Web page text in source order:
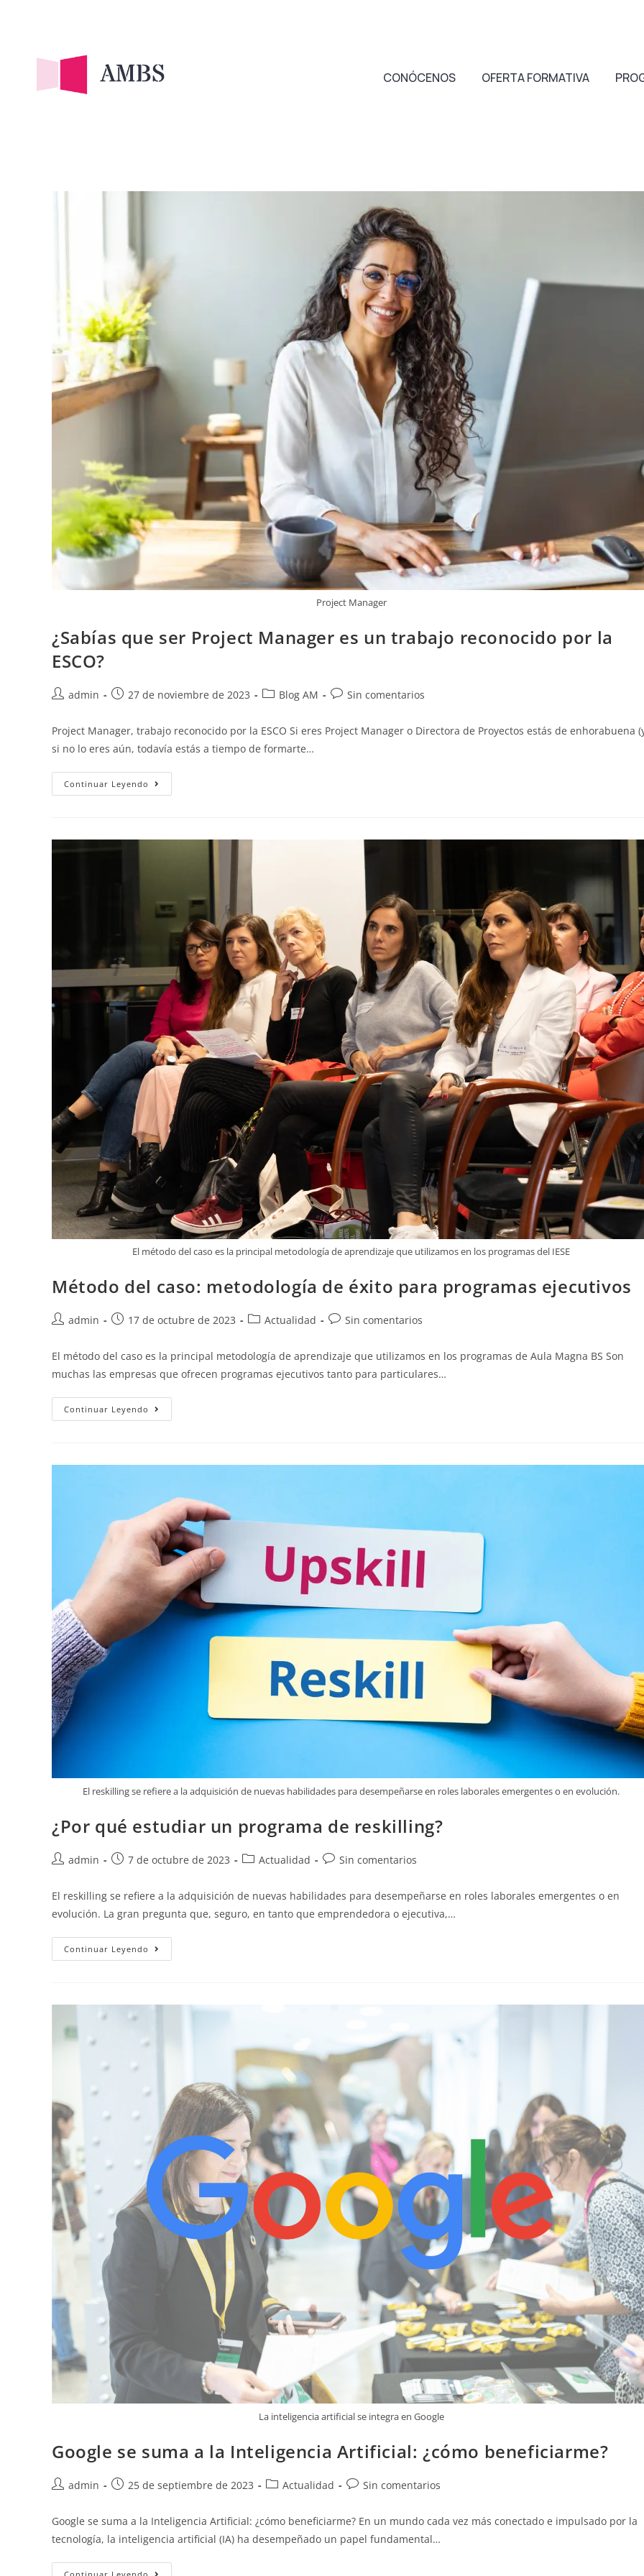
CONÓCENOS OFERTA FORMATIVA
Project Manager
¿Sabías que ser Project Manager es un trabajo reconocido por la
ESCO?
admin 27 de noviembre de 2023 Blog AM Sin comentarios
Project Manager, trabajo reconocido por la ESCO Si eres Project Manager o Directora de Proyectos estás de enhorabuena
si no lo eres aún, todavía estás a tiempo de formarte…
Continuar Leyendo
El método del caso es la principal metodología de aprendizaje que utilizamos en los programas del IESE
Método del caso: metodología de éxito para programas ejecutivos
admin 17 de octubre de 2023 Actualidad Sin comentarios
El método del caso es la principal metodología de aprendizaje que utilizamos en los programas de Aula Magna BS Son
muchas las empresas que ofrecen programas ejecutivos tanto para particulares…
Continuar Leyendo
El reskilling se refiere a la adquisición de nuevas habilidades para desempeñarse en roles laborales emergentes o en evolución.
¿Por qué estudiar un programa de reskilling?
admin 7 de octubre de 2023 Actualidad Sin comentarios
El reskilling se refiere a la adquisición de nuevas habilidades para desempeñarse en roles laborales emergentes o en
evolución. La gran pregunta que, seguro, en tanto que emprendedora o ejecutiva,…
Continuar Leyendo
La inteligencia artificial se integra en Google
Google se suma a la Inteligencia Artificial: ¿cómo beneficiarme?
admin 25 de septiembre de 2023 Actualidad Sin comentarios
Google se suma a la Inteligencia Artificial: ¿cómo beneficiarme? En un mundo cada vez más conectado e impulsado por la
tecnología, la inteligencia artificial (IA) ha desempeñado un papel fundamental…